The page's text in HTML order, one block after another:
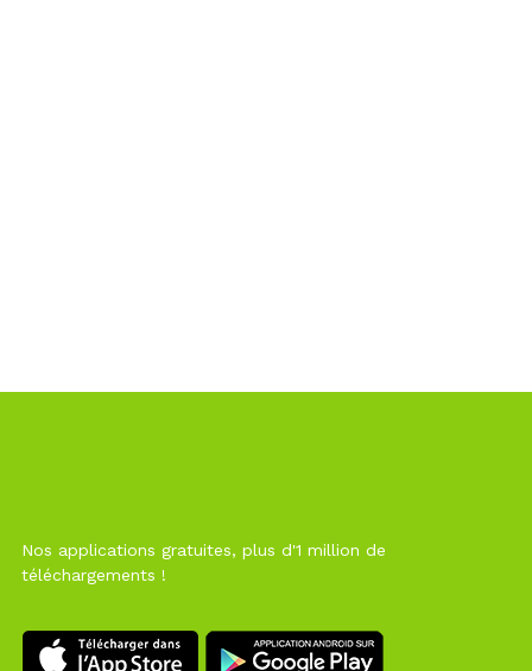
Nos applications gratuites, plus d'1 million de
téléchargements !